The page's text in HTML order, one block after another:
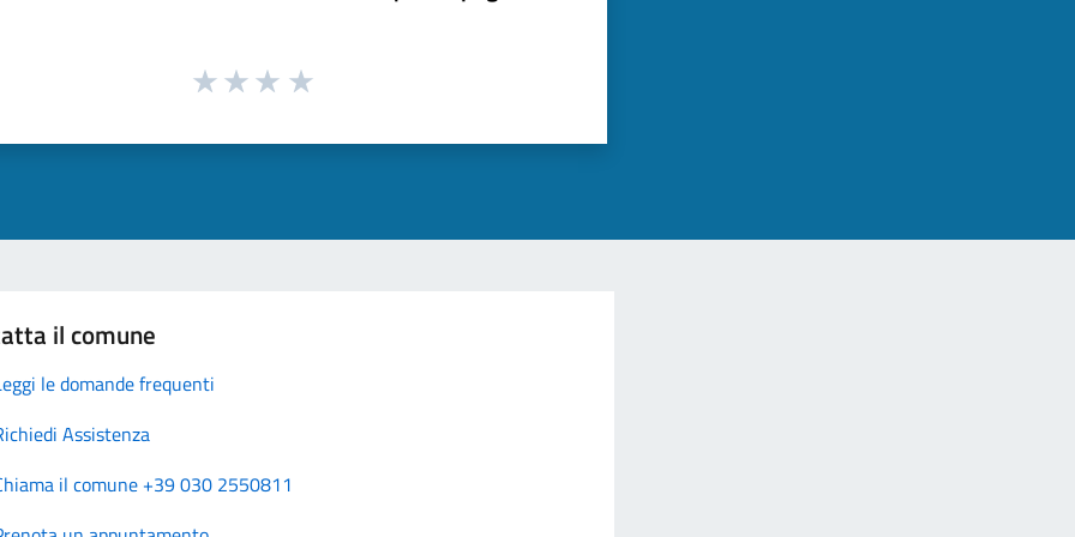
il comune
le domande frequenti
Assistenza
il comune +39 030 2550811